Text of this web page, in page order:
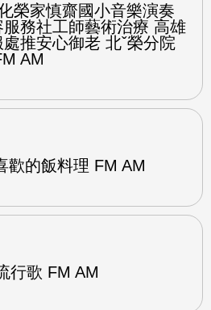
榮家慎齋國小音樂演奏
務社工師藝術治療 高雄
推安心御老 北ˇ榮分院
AM
歡的飯料理 FM AM
行歌 FM AM